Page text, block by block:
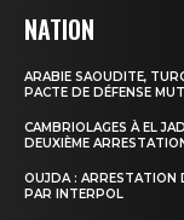
NATION
ARABIE SAOUDITE,
PACTE DE DÉFENSE
CAMBRIOLAGES À EL
DEUXIÈME
OUJDA : ARRESTATION
PAR INTERPOL